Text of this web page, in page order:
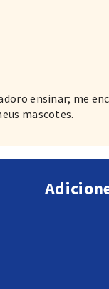
ensinar; me
mascotes.